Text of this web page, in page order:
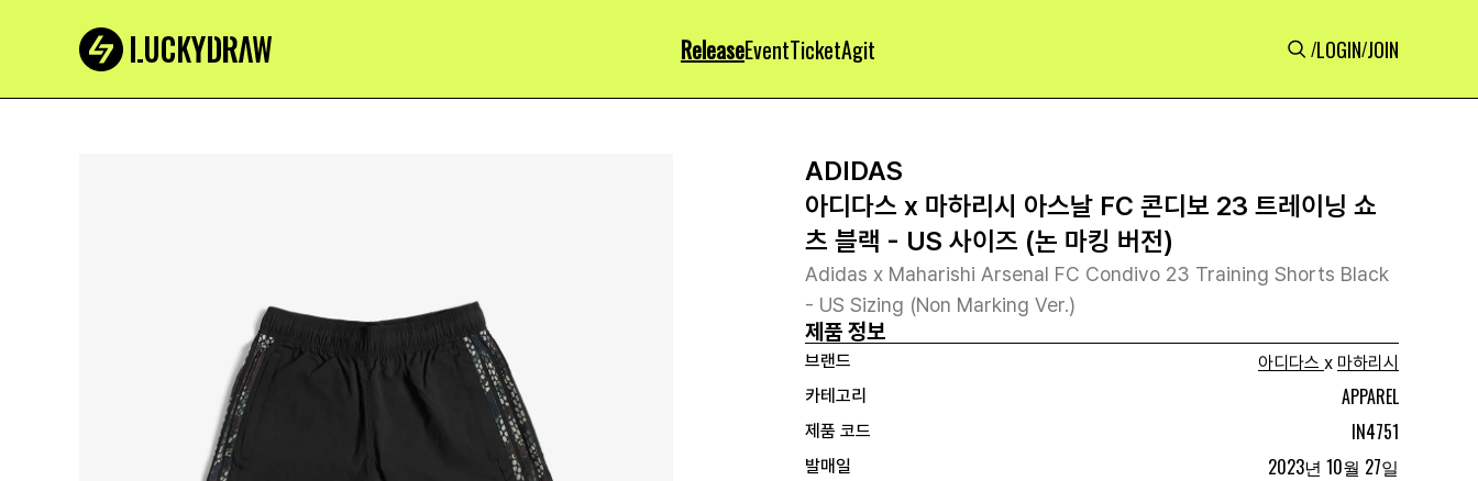
ReleaseEventTicketAgit /LOGIN/JOIN
ADIDAS
아디다스 x 마하리시 아스날 FC 콘디보 23 트레이닝 쇼
츠 블랙 - US 사이즈 (논 마킹 버전)
Adidas x Maharishi Arsenal FC Condivo 23 Training Shorts Black
- US Sizing (Non Marking Ver.)
제품 정보
브랜드 아디다스 x 마하리시
카테고리
APPAREL
제품 코드 IN4751
발매일 2023년 10월 27일